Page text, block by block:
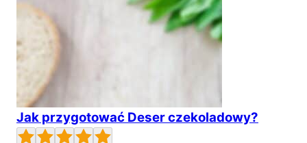
Jak przygotować Deser czekoladowy?